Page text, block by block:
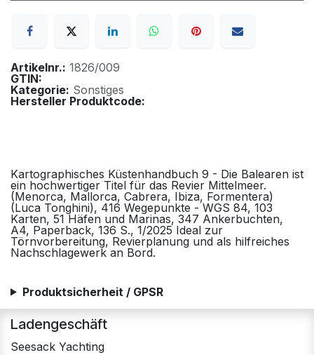
Artikelnr.: 1826/009
GTIN:
Kategorie: Sonstiges
Hersteller Produktcode:
Kartographisches Küstenhandbuch 9 - Die Balearen ist
ein hochwertiger Titel für das Revier Mittelmeer.
(Menorca, Mallorca, Cabrera, Ibiza, Formentera)
(Luca Tonghini), 416 Wegepunkte - WGS 84, 103
Karten, 51 Häfen und Marinas, 347 Ankerbuchten,
A4, Paperback, 136 S., 1/2025 Ideal zur
Törnvorbereitung, Revierplanung und als hilfreiches
Nachschlagewerk an Bord.
Produktsicherheit / GPSR
Ladengeschäft
Seesack Yachting